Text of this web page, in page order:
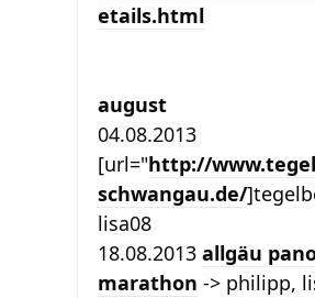
etails.html
august
04.08.2013
[url="http://
schwangau.de/
lisa08
18.08.2013 allgäu
marathon -> philipp,